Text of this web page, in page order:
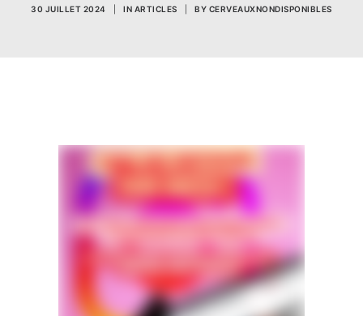
30 JUILLET 2024 IN ARTICLES BY CERVEAUXNONDISPONIBLES